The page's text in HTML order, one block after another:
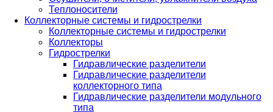
Теплоносители
Коллекторные системы и гидрострелки
Коллекторные системы и гидрострелки
Коллекторы
Гидрострелки
Гидравлические разделители
Гидравлические разделители
коллекторного типа
Гидравлические разделители модульного
типа